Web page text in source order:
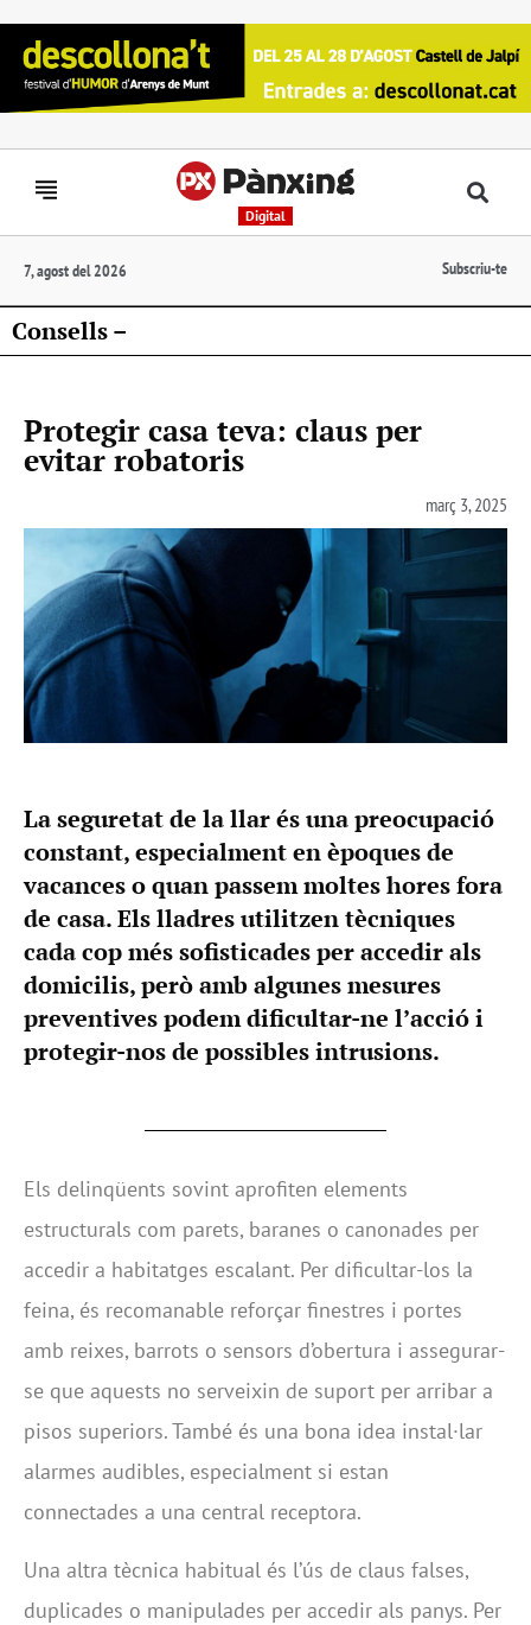
Digital
7, agost del 2026 Subscriu-te
Consells –
Protegir casa teva: claus per
evitar robatoris
març 3, 2025
La seguretat de la llar és una preocupació
constant, especialment en èpoques de
vacances o quan passem moltes hores fora
de casa. Els lladres utilitzen tècniques
cada cop més sofisticades per accedir als
domicilis, però amb algunes mesures
preventives podem dificultar-ne l’acció i
protegir-nos de possibles intrusions.
Els delinqüents sovint aprofiten elements
estructurals com parets, baranes o canonades per
accedir a habitatges escalant. Per dificultar-los la
feina, és recomanable reforçar finestres i portes
amb reixes, barrots o sensors d’obertura i assegurar-
se que aquests no serveixin de suport per arribar a
pisos superiors. També és una bona idea instal·lar
alarmes audibles, especialment si estan
connectades a una central receptora.
Una altra tècnica habitual és l’ús de claus falses,
duplicades o manipulades per accedir als panys. Per